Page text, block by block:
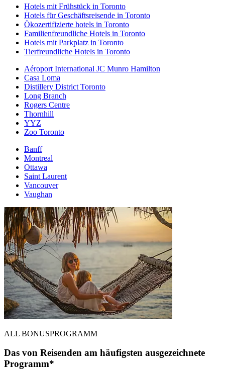
Hotels mit Frühstück in Toronto
Hotels für Geschäftsreisende in Toronto
Ökozertifizierte hotels in Toronto
Familienfreundliche Hotels in Toronto
Hotels mit Parkplatz in Toronto
Tierfreundliche Hotels in Toronto
Aéroport International JC Munro Hamilton
Casa Loma
Distillery District Toronto
Long Branch
Rogers Centre
Thornhill
YYZ
Zoo Toronto
Banff
Montreal
Ottawa
Saint Laurent
Vancouver
Vaughan
ALL BONUSPROGRAMM
Das von Reisenden am häufigsten ausgezeichnete
Programm*